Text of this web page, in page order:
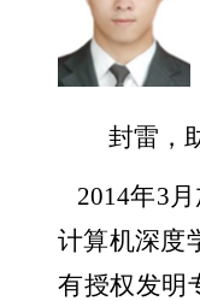
封雷，
2014年3
计算机深度
有授权发明